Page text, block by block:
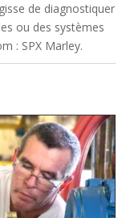
de diagnostiquer
ou des systèmes
: SPX Marley.